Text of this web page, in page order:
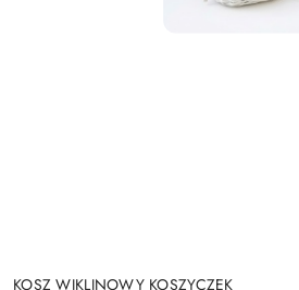
KOSZ WIKLINOWY KOSZYCZEK